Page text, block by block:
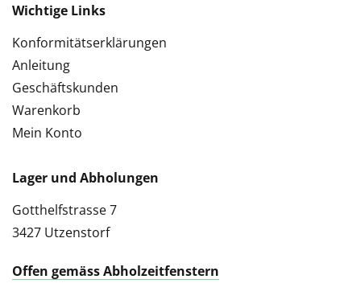
Wichtige Links
Konformitätserklärungen
Anleitung
Geschäftskunden
Warenkorb
Mein Konto
Lager und Abholungen
Gotthelfstrasse 7
3427 Utzenstorf
Offen gemäss Abholzeitfenstern